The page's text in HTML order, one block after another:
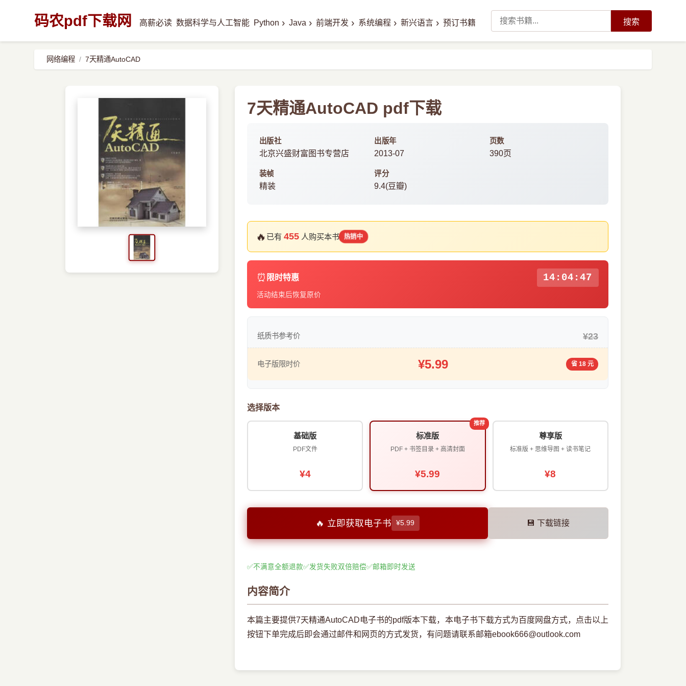
码农pdf下载网 高薪必读 数据科学与人工智能 Python › Java › 前端开发 › 系统编程 › 新兴语言 › 预订书籍 搜索
网络编程 7天精通AutoCAD
7天精通AutoCAD pdf下载
出版社
北京兴盛财富图书专营店
出版年
2013-07
页数
390页
装帧
精装
评分
9.4(豆瓣)
🔥 已有 455人购买本书 热销中
⏰ 限时特惠 14:04:46
活动结束后恢复原价
纸质书参考价 ¥23
电子版限时价 ¥5.99 省 18 元
选择版本
基础版
PDF文件
¥4
推荐
标准版
PDF + 书签目录 + 高清封面
¥5.99
尊享版
标准版 + 思维导图 + 读书笔记
¥8
🔥 立即获取电子书 ¥5.99 💾 下载链接
✅不满意全额退款✅发货失败双倍赔偿✅邮箱即时发送
内容简介
本篇主要提供7天精通AutoCAD电子书的pdf版本下载，本电子书下载方式为百度网盘方式，点击以上
按钮下单完成后即会通过邮件和网页的方式发货，有问题请联系邮箱ebook666@outlook.com